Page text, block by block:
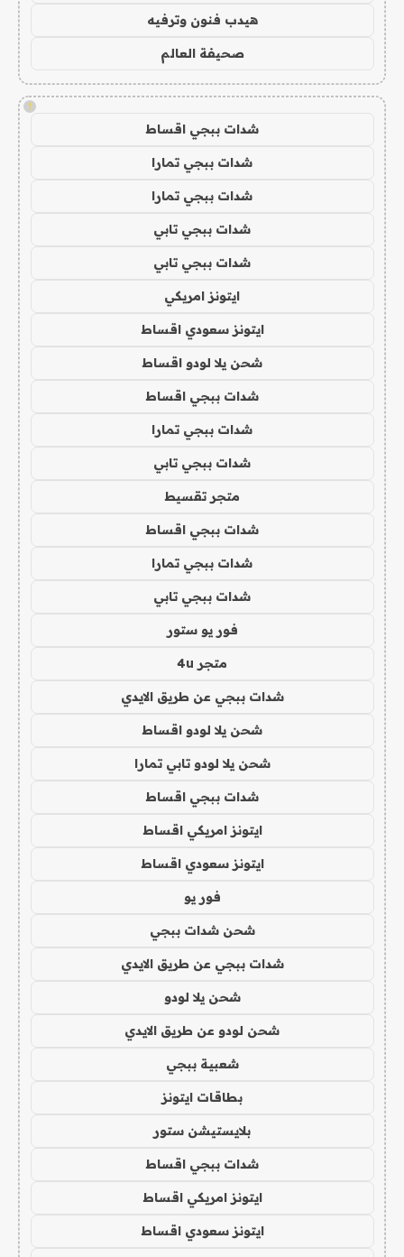
هيدب فنون وترفيه
صحيفة العالم
!
شدات ببجي اقساط
شدات ببجي تمارا
شدات ببجي تمارا
شدات ببجي تابي
شدات ببجي تابي
ايتونز امريكي
ايتونز سعودي اقساط
شحن يلا لودو اقساط
شدات ببجي اقساط
شدات ببجي تمارا
شدات ببجي تابي
متجر تقسيط
شدات ببجي اقساط
شدات ببجي تمارا
شدات ببجي تابي
فور يو ستور
متجر 4u
شدات ببجي عن طريق الايدي
شحن يلا لودو اقساط
شحن يلا لودو تابي تمارا
شدات ببجي اقساط
ايتونز امريكي اقساط
ايتونز سعودي اقساط
فور يو
شحن شدات ببجي
شدات ببجي عن طريق الايدي
شحن يلا لودو
شحن لودو عن طريق الايدي
شعبية ببجي
بطاقات ايتونز
بلايستيشن ستور
شدات ببجي اقساط
ايتونز امريكي اقساط
ايتونز سعودي اقساط